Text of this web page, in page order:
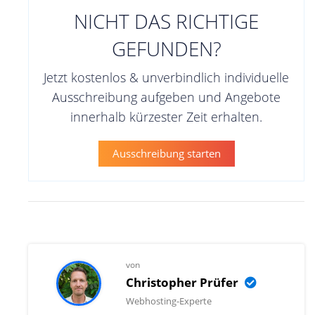
NICHT DAS RICHTIGE
GEFUNDEN?
Jetzt kostenlos & unverbindlich individuelle
Ausschreibung aufgeben und Angebote
innerhalb kürzester Zeit erhalten.
Ausschreibung starten
von
Christopher Prüfer
Webhosting-Experte